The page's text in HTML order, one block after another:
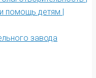
помощь детям |
завода